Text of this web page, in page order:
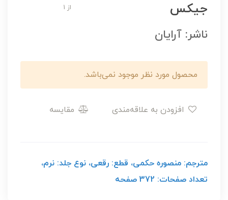
جیکس
از 1
ناشر: آرایان
محصول مورد نظر موجود نمی‌باشد.
مقایسه
مترجم: منصوره حکمی، قطع: رقعی، نوع جلد: نرم،
تعداد صفحات: 372 صفحه